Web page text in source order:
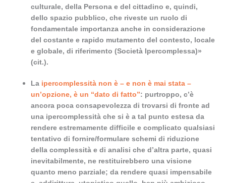
culturale, della Persona e del cittadino e, quindi,
dello spazio pubblico, che riveste un ruolo di
fondamentale importanza anche in considerazione
del costante e rapido mutamento del contesto, locale
e globale, di riferimento (Società Ipercomplessa)»
(cit.).
La ipercomplessità non è – e non è mai stata –
un’opzione, è un “dato di fatto”: purtroppo, c’è
ancora poca consapevolezza di trovarsi di fronte ad
una ipercomplessità che si è a tal punto estesa da
rendere estremamente difficile e complicato qualsiasi
tentativo di fornire/formulare schemi di riduzione
della complessità e di analisi che d’altra parte, quasi
inevitabilmente, ne restituirebbero una visione
quanto meno parziale; da rendere quasi impensabile